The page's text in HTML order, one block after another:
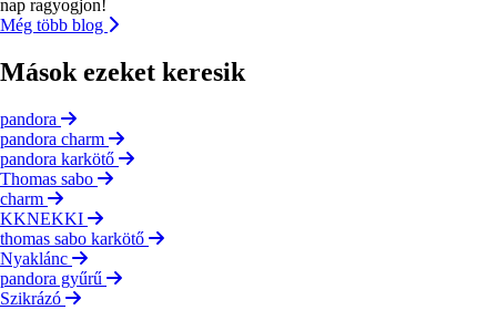
nap ragyogjon!
Még több blog
Mások ezeket keresik
pandora
pandora charm
pandora karkötő
Thomas sabo
charm
KKNEKKI
thomas sabo karkötő
Nyaklánc
pandora gyűrű
Szikrázó